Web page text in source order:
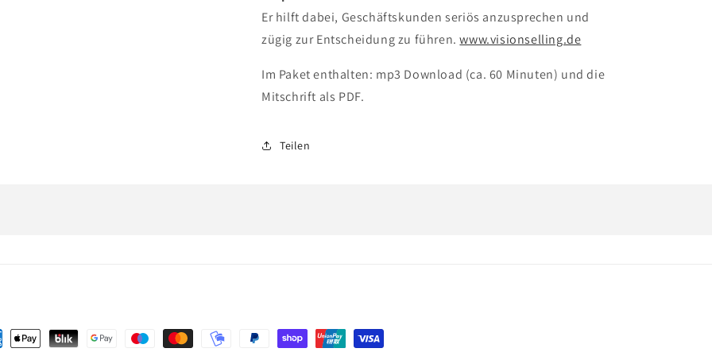
Er hilft dabei, Geschäftskunden seriös anzusprechen und
zügig zur Entscheidung zu führen.www.visionselling.de
Im Paket enthalten: mp3 Download (ca. 60 Minuten) und die
Mitschrift als PDF.
Teilen